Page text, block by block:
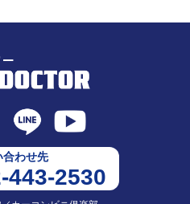
合わせ先
443-2530